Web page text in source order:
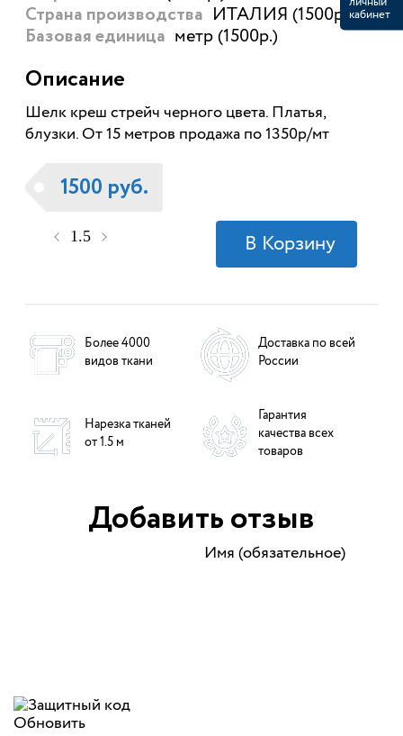
Страна производства ИТАЛИЯ (1500р.)
Базовая единица метр (1500р.)
Описание
Шелк креш стрейч черного цвета. Платья,
блузки. От 15 метров продажа по 1350р/мт
1500 руб.
Более 4000
видов ткани
Доставка по всей
России
Нарезка тканей
от 1.5 м
Гарантия
качества всех
товаров
Добавить отзыв
Имя (обязательное)
Обновить
кабинет